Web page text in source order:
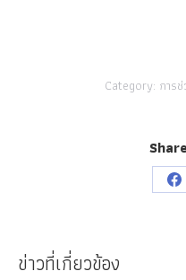
Category: การ
ข่าวที่เกี่ยวข้อง